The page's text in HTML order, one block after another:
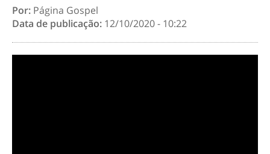
Por: Página Gospel
Data de publicação: 12/10/2020 - 10:22